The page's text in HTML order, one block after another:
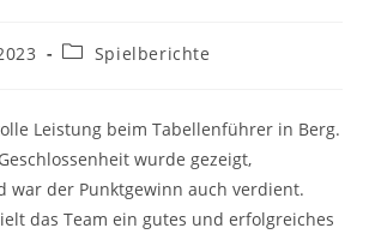
Beitrags-
Spielberichte
Leistung beim Tabellenführer in Berg.
wurde gezeigt,
war der Punktgewinn auch verdient.
das Team ein gutes und erfolgreiches